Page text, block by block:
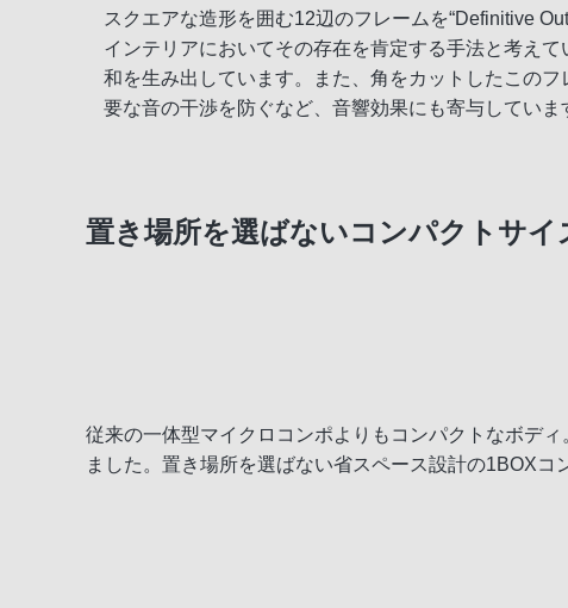
スクエアな造形を囲む12辺のフレームを“Definitive
インテリアにおいてその存在を肯定する手法と考え
和を生み出しています。また、角をカットしたこの
要な音の干渉を防ぐなど、音響効果にも寄与していま
置き場所を選ばないコンパクトサイ
従来の一体型マイクロコンポよりもコンパクトなボデ
ました。置き場所を選ばない省スペース設計の1BOXコ